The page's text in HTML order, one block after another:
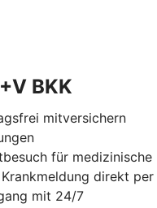
BKK
mitversichern
für medizinische
direkt per
mit 24/7